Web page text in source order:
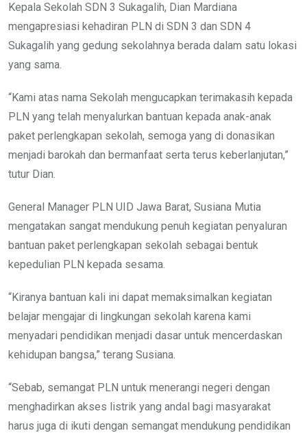
Kepala Sekolah SDN 3 Sukagalih, Dian Mardiana
mengapresiasi kehadiran PLN di SDN 3 dan SDN 4
Sukagalih yang gedung sekolahnya berada dalam satu lokasi
yang sama.
“Kami atas nama Sekolah mengucapkan terimakasih kepada
PLN yang telah menyalurkan bantuan kepada anak-anak
paket perlengkapan sekolah, semoga yang di donasikan
menjadi barokah dan bermanfaat serta terus keberlanjutan,”
tutur Dian.
General Manager PLN UID Jawa Barat, Susiana Mutia
mengatakan sangat mendukung penuh kegiatan penyaluran
bantuan paket perlengkapan sekolah sebagai bentuk
kepedulian PLN kepada sesama.
“Kiranya bantuan kali ini dapat memaksimalkan kegiatan
belajar mengajar di lingkungan sekolah karena kami
menyadari pendidikan menjadi dasar untuk mencerdaskan
kehidupan bangsa,” terang Susiana.
“Sebab, semangat PLN untuk menerangi negeri dengan
menghadirkan akses listrik yang andal bagi masyarakat
harus juga di ikuti dengan semangat mendukung pendidikan